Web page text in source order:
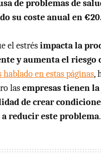
de problemas de
su coste anual en
el estrésimpacta la
y aumenta el riesgo
hablado en estas páginas,
lasempresas tienen la
de crear
a reducir este problema.